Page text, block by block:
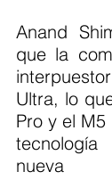
Anand
que la
Ultra, lo
Pro y el
nueva